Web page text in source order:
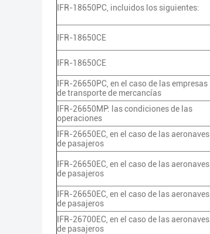
IFR-18650PC, incluidos los siguientes:
IFR-18650CE
IFR-18650CE
IFR-26650PC, en el caso de las empresas
de transporte de mercancías
IFR-26650MP: las condiciones de las
operaciones
IFR-26650EC, en el caso de las aeronaves
de pasajeros
IFR-26650EC, en el caso de las aeronaves
de pasajeros
IFR-26650EC, en el caso de las aeronaves
de pasajeros
IFR-26700EC, en el caso de las aeronaves
de pasajeros